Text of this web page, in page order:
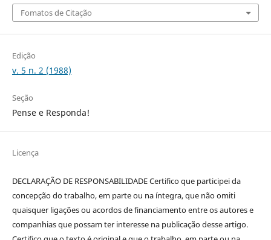
Fomatos de Citação
Edição
v. 5 n. 2 (1988)
Seção
Pense e Responda!
Licença
DECLARAÇÃO DE RESPONSABILIDADE Certifico que participei da
concepção do trabalho, em parte ou na íntegra, que não omiti
quaisquer ligações ou acordos de financiamento entre os autores e
companhias que possam ter interesse na publicação desse artigo.